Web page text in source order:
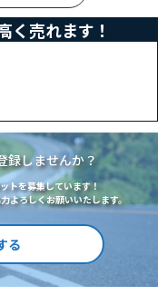
く売れます！
録しませんか？
トを募集しています！
よろしくお願いいたします。
る